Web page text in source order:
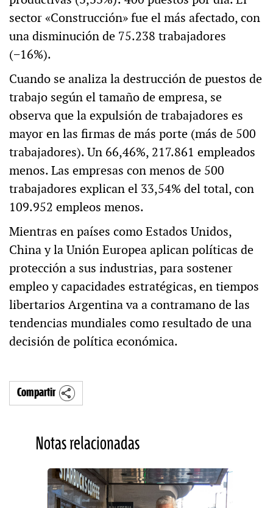
sector «Construcción» fue el más afectado, con
una disminución de 75.238 trabajadores
(−16%).
Cuando se analiza la destrucción de puestos de
trabajo según el tamaño de empresa, se
observa que la expulsión de trabajadores es
mayor en las firmas de más porte (más de 500
trabajadores). Un 66,46%, 217.861 empleados
menos. Las empresas con menos de 500
trabajadores explican el 33,54% del total, con
109.952 empleos menos.
Mientras en países como Estados Unidos,
China y la Unión Europea aplican políticas de
protección a sus industrias, para sostener
empleo y capacidades estratégicas, en tiempos
libertarios Argentina va a contramano de las
tendencias mundiales como resultado de una
decisión de política económica.
Compartir
Notas relacionadas